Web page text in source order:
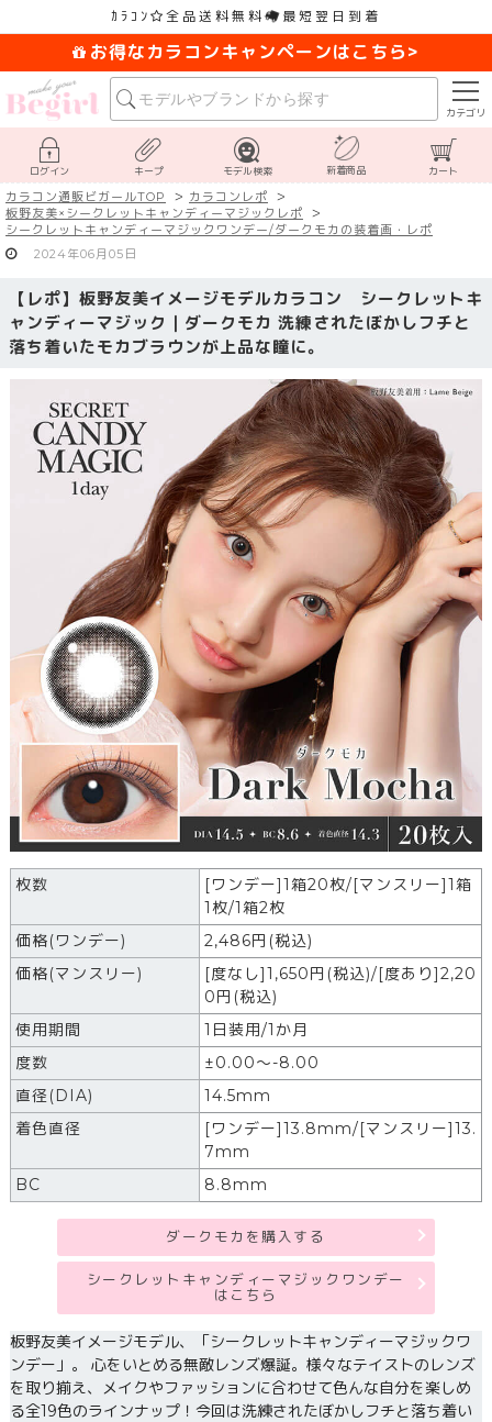
ｶﾗｺﾝ 全品送料無料 最短翌日到着
お得なカラコンキャンペーンはこちら>
カテゴリ
ログイン キープ モデル検索 新着商品 カート
カラコン通販ビガールTOP
カラコンレポ
板野友美×シークレットキャンディーマジックレポ
シークレットキャンディーマジックワンデー/ダークモカの装着画・レポ
2024年06月05日
【レポ】板野友美イメージモデルカラコン シークレットキ
ャンディーマジック｜ダークモカ 洗練されたぼかしフチと
落ち着いたモカブラウンが上品な瞳に。
枚数
[ワンデー]1箱20枚/[マンスリー]1箱
1枚/1箱2枚
価格(ワンデー)
2,486円 (税込)
価格(マンスリー)
[度なし]1,650円(税込)/[度あり]2,20
0円(税込)
使用期間
1日装用/1か月
度数
±0.00～-8.00
直径(DIA)
14.5mm
着色直径
[ワンデー]13.8mm/[マンスリー]13.
7mm
BC
8.8mm
ダークモカを購入する
シークレットキャンディーマジックワンデー
はこちら
板野友美イメージモデル、「シークレットキャンディーマジックワ
ンデー」。 心をいとめる無敵レンズ爆誕。様々なテイストのレンズ
を取り揃え、メイクやファッションに合わせて色んな自分を楽しめ
る全19色のラインナップ！今回は洗練されたぼかしフチと落ち着い